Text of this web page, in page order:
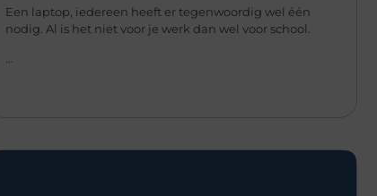
Een laptop, iedereen heeft er tegenwoordig wel één
nodig. Al is het niet voor je werk dan wel voor school.
...